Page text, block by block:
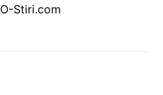
Stiri.com